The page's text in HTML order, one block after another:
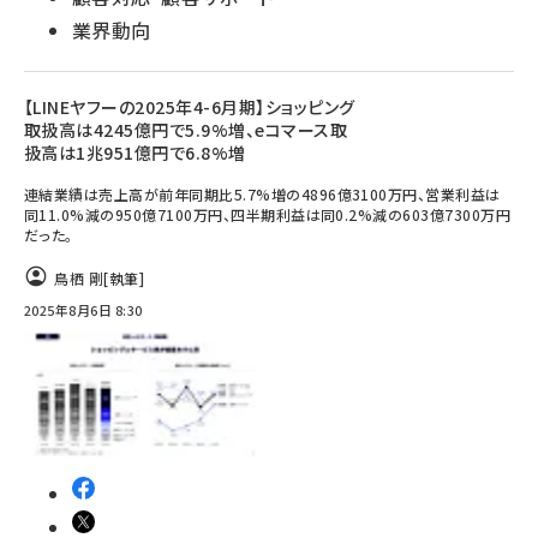
業界動向
【LINEヤフーの2025年4-6月期】ショッピング
取扱高は4245億円で5.9%増、eコマース取
扱高は1兆951億円で6.8%増
連結業績は売上高が前年同期比5.7%増の4896億3100万円、営業利益は
同11.0%減の950億7100万円、四半期利益は同0.2%減の603億7300万円
だった。
鳥栖 剛[執筆]
2025年8月6日 8:30